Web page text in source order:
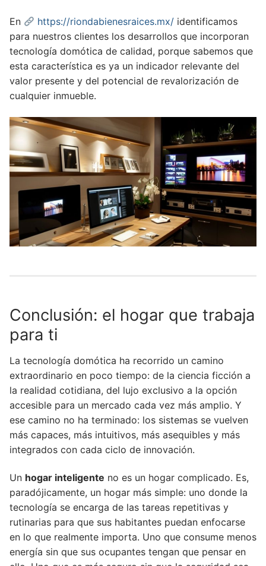
En https://riondabienesraices.mx/ identificamos
para nuestros clientes los desarrollos que incorporan
tecnología domótica de calidad, porque sabemos que
esta característica es ya un indicador relevante del
valor presente y del potencial de revalorización de
cualquier inmueble.
Conclusión: el hogar que trabaja
para ti
La tecnología domótica ha recorrido un camino
extraordinario en poco tiempo: de la ciencia ficción a
la realidad cotidiana, del lujo exclusivo a la opción
accesible para un mercado cada vez más amplio. Y
ese camino no ha terminado: los sistemas se vuelven
más capaces, más intuitivos, más asequibles y más
integrados con cada ciclo de innovación.
Un hogar inteligente no es un hogar complicado. Es,
paradójicamente, un hogar más simple: uno donde la
tecnología se encarga de las tareas repetitivas y
rutinarias para que sus habitantes puedan enfocarse
en lo que realmente importa. Uno que consume menos
energía sin que sus ocupantes tengan que pensar en